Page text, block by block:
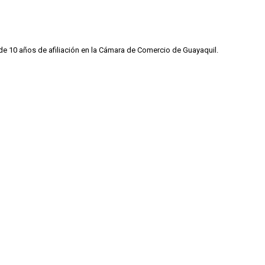
10 años de afiliación en la Cámara de Comercio de Guayaquil.